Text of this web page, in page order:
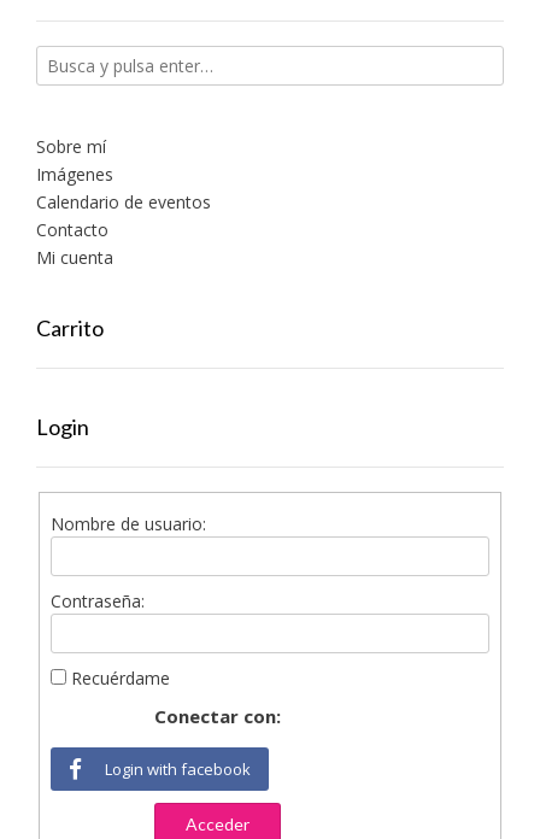
Sobre mí
Imágenes
Calendario de eventos
Contacto
Mi cuenta
Carrito
Login
Nombre de usuario:
Contraseña:
Recuérdame
Conectar con:
Login with facebook
Acceder